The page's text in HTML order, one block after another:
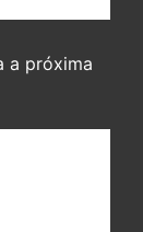
a próxima